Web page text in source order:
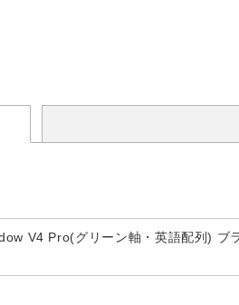
V4 Pro(グリーン軸・英語配列)